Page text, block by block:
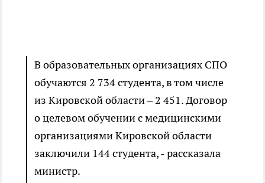
В образовательных организациях СПО
обучаются 2 734 студента, в том числе
из Кировской области – 2 451. Договор
о целевом обучении с медицинскими
организациями Кировской области
заключили 144 студента, - рассказала
министр.